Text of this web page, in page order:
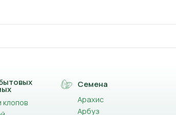
клопов
Семена
Арахис
Арбуз